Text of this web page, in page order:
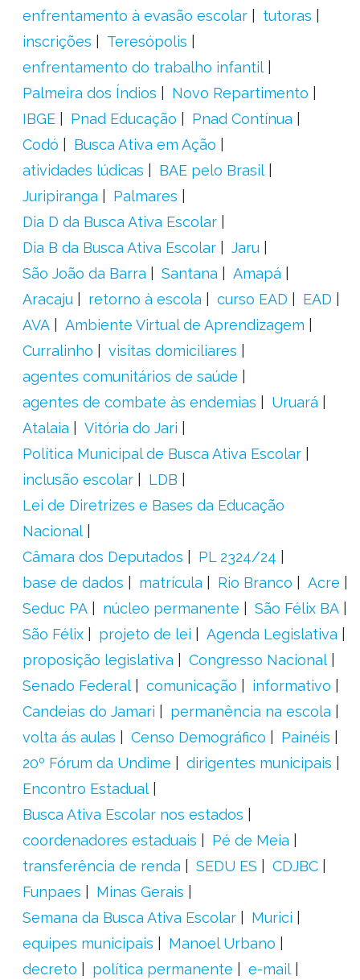
enfrentamento à evasão escolar
tutoras
inscrições
Teresópolis
enfrentamento do trabalho infantil
Palmeira dos Índios
Novo Repartimento
IBGE
Pnad Educação
Pnad Contínua
Codó
Busca Ativa em Ação
atividades lúdicas
BAE pelo Brasil
Juripiranga
Palmares
Dia D da Busca Ativa Escolar
Dia B da Busca Ativa Escolar
Jaru
São João da Barra
Santana
Amapá
Aracaju
retorno à escola curso EAD
EAD
AVA
Ambiente Virtual de Aprendizagem
Curralinho
visitas domiciliares
agentes comunitários de saúde
agentes de combate às endemias
Uruará
Atalaia
Vitória do Jari
Política Municipal de Busca Ativa Escolar
inclusão escolar
LDB
Lei de Diretrizes e Bases da Educação
Nacional
Câmara dos Deputados
PL 2324/24
base de dados
matrícula Rio Branco
Acre
Seduc PA
núcleo permanente
São Félix BA
São Félix
projeto de lei
Agenda Legislativa
proposição legislativa
Congresso Nacional
Senado Federal
comunicação
informativo
Candeias do Jamari
permanência na escola
volta ás aulas
Censo Demográfico
Painéis
20º Fórum da Undime
dirigentes municipais
Encontro Estadual
Busca Ativa Escolar nos estados
coordenadores estaduais
Pé de Meia
transferência de renda
SEDU ES
CDJBC
Funpaes
Minas Gerais
Semana da Busca Ativa Escolar
Murici
equipes municipais
Manoel Urbano
decreto
política permanente
e-mail